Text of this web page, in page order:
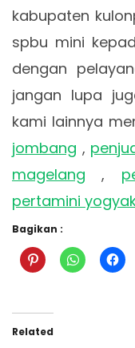
kabupaten
spbu mini
dengan
jangan lupa
kami lainnya
jombang ,
magelang ,
pertamini
Bagikan :
Related